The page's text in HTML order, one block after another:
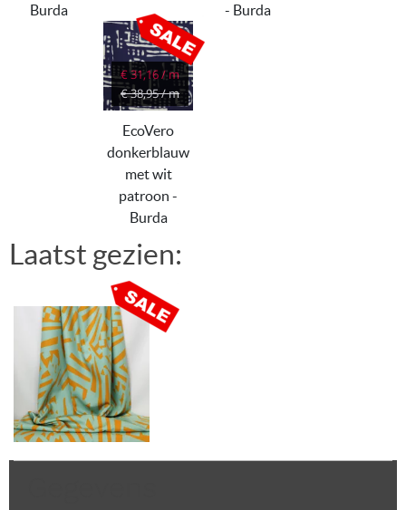
Burda
- Burda
€ 31,16 / m
€ 38,95 / m
EcoVero
donkerblauw
met wit
patroon -
Burda
Laatst gezien: